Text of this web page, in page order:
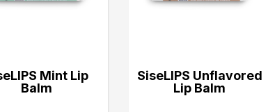
Mint Lip
Balm
SiseLIPS Unflavored
Lip Balm